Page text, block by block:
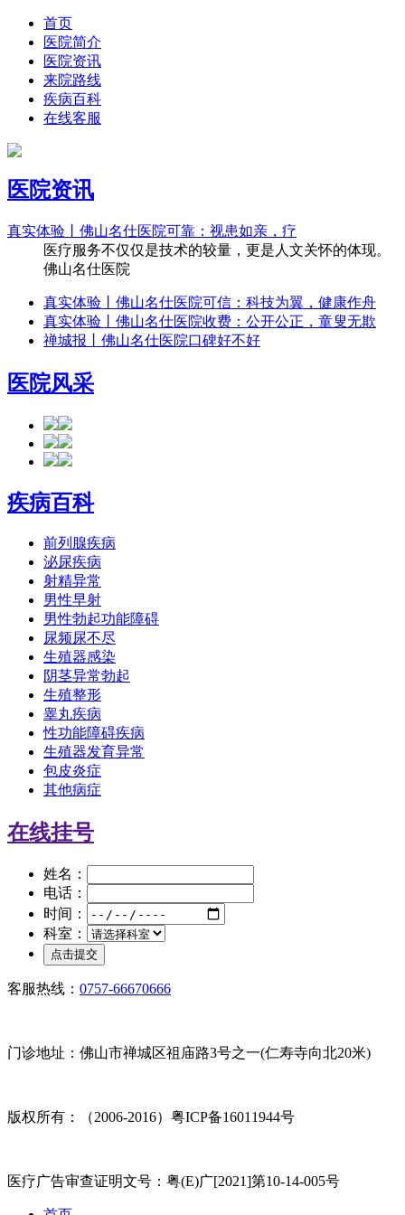
首页
医院简介
医院资讯
来院路线
疾病百科
在线客服
医院资讯
真实体验丨佛山名仕医院可靠：视患如亲，疗
医疗服务不仅仅是技术的较量，更是人文关怀的体现。
佛山名仕医院
真实体验丨佛山名仕医院可信：科技为翼，健康作舟
真实体验丨佛山名仕医院收费：公开公正，童叟无欺
禅城报丨佛山名仕医院口碑好不好
医院风采
疾病百科
前列腺疾病
泌尿疾病
射精异常
男性早射
男性勃起功能障碍
尿频尿不尽
生殖器感染
阴茎异常勃起
生殖整形
睾丸疾病
性功能障碍疾病
生殖器发育异常
包皮炎症
其他病症
在线挂号
姓名：
电话：
时间：
科室：
客服热线： 0757-66670666
门诊地址：佛山市禅城区祖庙路3号之一(仁寿寺向北20米)
版权所有：（2006-2016）粤ICP备16011944号
医疗广告审查证明文号：粤(E)广[2021]第10-14-005号